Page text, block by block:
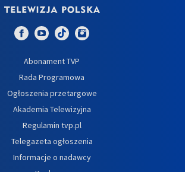
Abonament TVP
Rada Programowa
Ogłoszenia przetargowe
Akademia Telewizyjna
Regulamin tvp.pl
Telegazeta ogłoszenia
Informacje o nadawcy